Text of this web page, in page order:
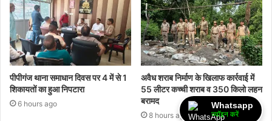
पीपीगंज थाना समाधान दिवस पर 4 में से 1
शिकायतों का हुआ निपटारा
6 hours ago
अवैध शराब निर्माण के खिलाफ कार्रवाई में
55 लीटर कच्ची शराब व 350 किलो लहन
बरामद
8 hours ago
Whatsapp
ज्वॉइन करें